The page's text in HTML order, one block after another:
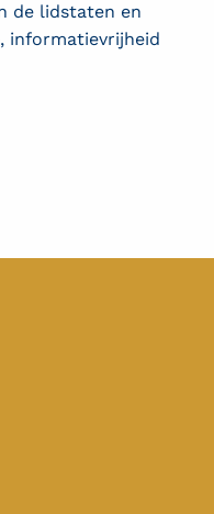
de lidstaten en
informatievrijheid